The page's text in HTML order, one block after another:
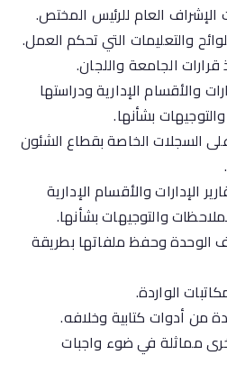
العام للرئيس المختص.
والتعليمات التي تحكم العمل.
قرارات الجامعة واللجان.
والأقسام الإدارية ودراستها
بشأنها.
السجلات الخاصة بقطاع الشئون
الإدارات والأقسام الإدارية
والتوجيهات بشأنها.
الوحدة وحفظ ملفاتها بطريقة
الواردة.
من أدوات كتابية وخلافه.
مماثلة في ضوء واجبات